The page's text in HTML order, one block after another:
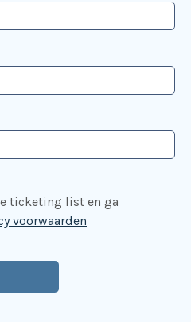
ticketing list en ga
voorwaarden